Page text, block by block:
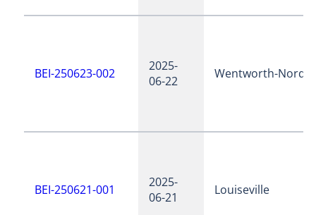
BEI-250623-002
2025-
06-22
Wentworth-Nord
BEI-250621-001
2025-
06-21
Louiseville